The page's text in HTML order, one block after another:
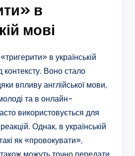
в
мові
в українській
контексту. Воно стало
впливу англійської мови,
та в онлайн-
використовується для
Однак, в українській
як «провокувати»,
можуть точно передати